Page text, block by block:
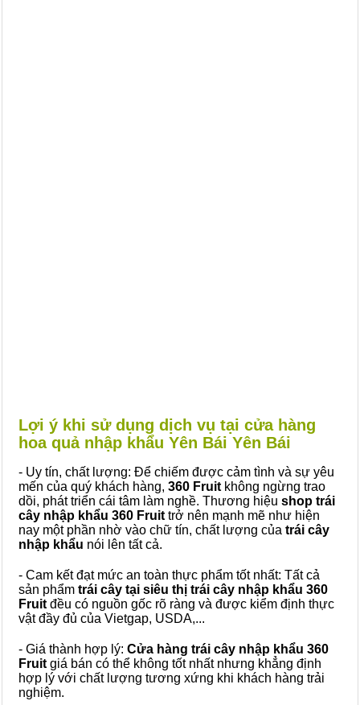
Lợi ý khi sử dụng dịch vụ tại cửa hàng
hoa quả nhập khẩu Yên Bái Yên Bái
- Uy tín, chất lượng: Để chiếm được cảm tình và sự yêu
mến của quý khách hàng, 360 Fruit không ngừng trao
dồi, phát triển cái tâm làm nghề. Thương hiệu shop trái
cây nhập khẩu 360 Fruit trở nên mạnh mẽ như hiện
nay một phần nhờ vào chữ tín, chất lượng của trái cây
nhập khẩu nói lên tất cả.
- Cam kết đạt mức an toàn thực phẩm tốt nhất: Tất cả
sản phẩm trái cây tại siêu thị trái cây nhập khẩu 360
Fruit đều có nguồn gốc rõ ràng và được kiểm định thực
vật đầy đủ của Vietgap, USDA,...
- Giá thành hợp lý: Cửa hàng trái cây nhập khẩu 360
Fruit giá bán có thể không tốt nhất nhưng khẳng định
hợp lý với chất lượng tương xứng khi khách hàng trải
nghiệm.